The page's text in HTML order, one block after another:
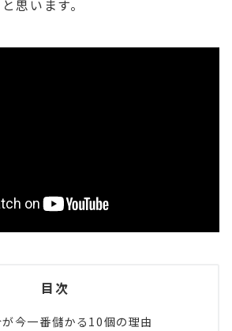
思います。
目次
今一番儲かる10個の理由